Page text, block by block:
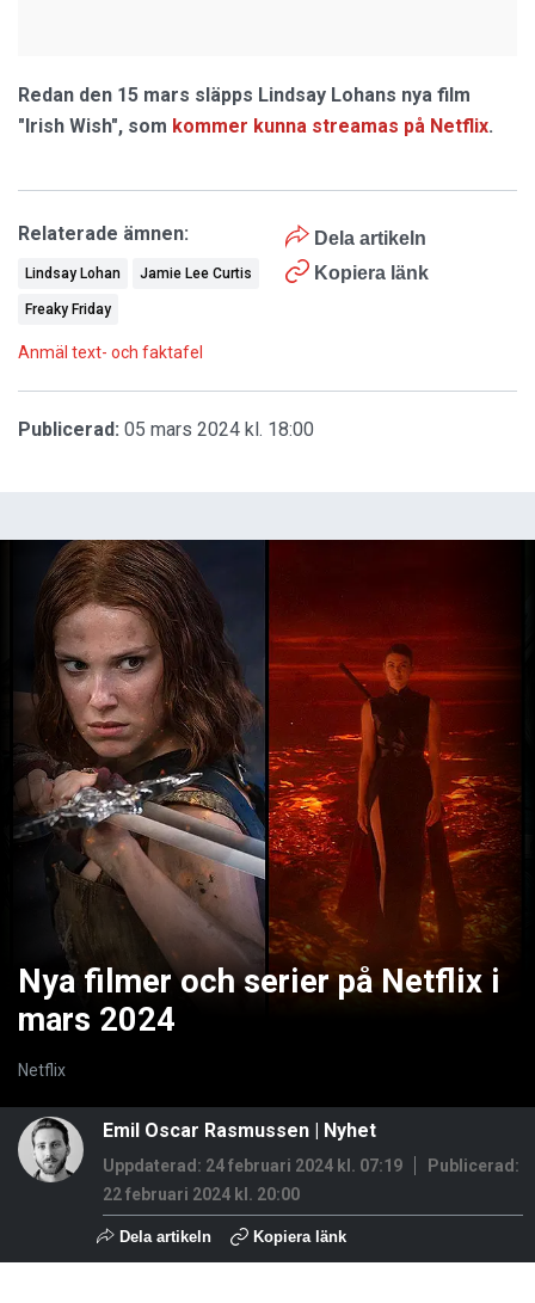
Redan den 15 mars släpps Lindsay Lohans nya film
"Irish Wish", som kommer kunna streamas på Netflix.
Dela artikeln
Kopiera länk
Relaterade ämnen:
Lindsay Lohan Jamie Lee Curtis
Freaky Friday
Anmäl text- och faktafel
Publicerad: 05 mars 2024 kl. 18:00
Nya filmer och serier på Netflix i
mars 2024
Netflix
Emil Oscar Rasmussen | Nyhet
Uppdaterad: 24 februari 2024 kl. 07:19
Publicerad:
22 februari 2024 kl. 20:00
Dela artikeln Kopiera länk